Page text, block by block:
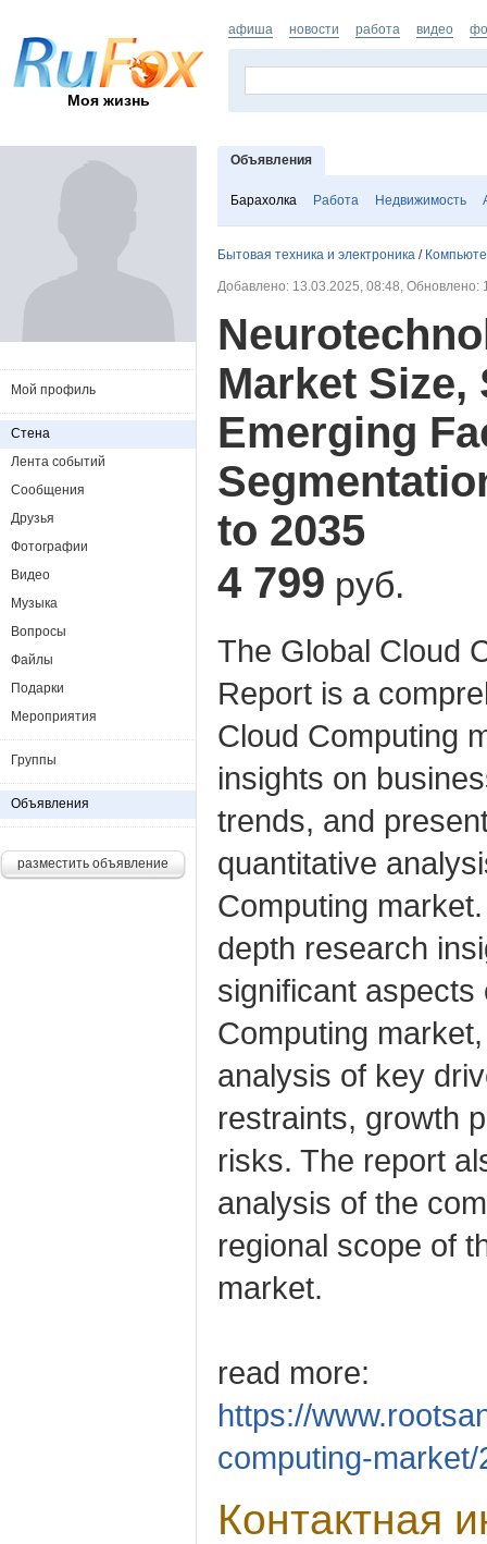
Моя жизнь
афиша новости работа видео
Объявления
Барахолка Работа Недвижимость
Бытовая техника и электроника /
Добавлено: 13.03.2025, 08:48, Обновлено:
Market Size,
Emerging
to 2035
4 799 руб.
The Global Cloud
Report is a
Cloud Computing
insights on
trends, and
quantitative
Computing
depth research
significant aspects
Computing
analysis of key
restraints, growth
risks. The report
analysis of the
regional scope of
market.
read more:
https://
computing-market/
Контактная
Мой профиль
Стена
Лента событий
Сообщения
Друзья
Фотографии
Видео
Музыка
Вопросы
Файлы
Подарки
Мероприятия
Группы
Объявления
разместить объявление